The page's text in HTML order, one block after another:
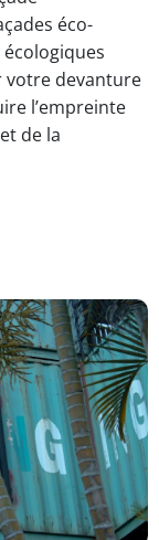
éco-
votre devanture
l’empreinte
de la